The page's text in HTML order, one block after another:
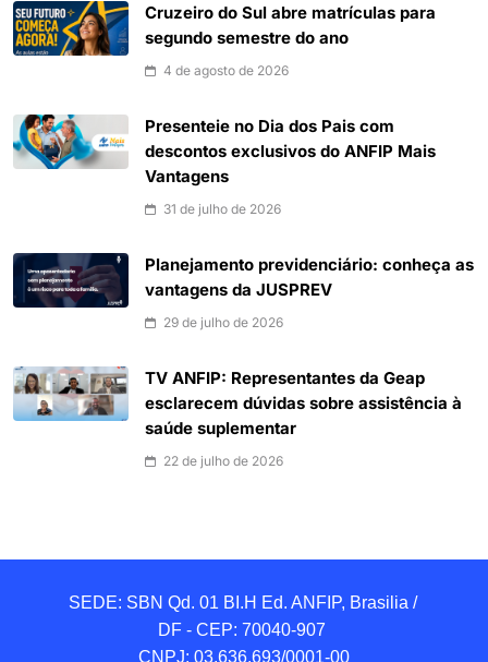
Cruzeiro do Sul abre matrículas para
segundo semestre do ano
4 de agosto de 2026
Presenteie no Dia dos Pais com
descontos exclusivos do ANFIP Mais
Vantagens
31 de julho de 2026
Planejamento previdenciário: conheça as
vantagens da JUSPREV
29 de julho de 2026
TV ANFIP: Representantes da Geap
esclarecem dúvidas sobre assistência à
saúde suplementar
22 de julho de 2026
SEDE: SBN Qd. 01 BI.H Ed. ANFIP, Brasilia /
DF - CEP: 70040-907
CNPJ: 03.636.693/0001-00